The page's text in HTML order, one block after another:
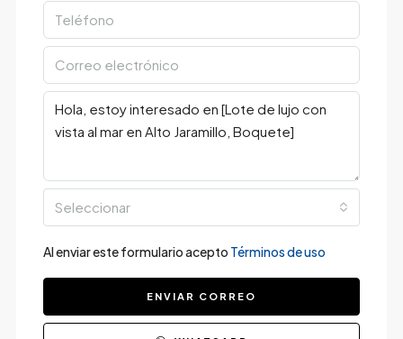
Seleccionar
Al enviar este formulario acepto Términos de uso
ENVIAR CORREO